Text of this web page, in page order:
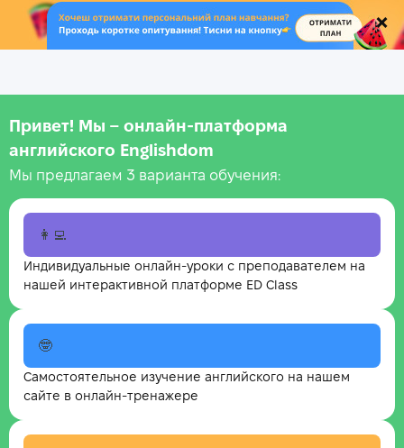
.
Привет! Мы – онлайн‑платформа
английского Englishdom
Мы предлагаем 3 варианта обучения:
👩‍💻
Индивидуальные онлайн-уроки с преподавателем на
нашей интерактивной платформе ED Class
🤓
Самостоятельное изучение английского на нашем
сайте в онлайн-тренажере